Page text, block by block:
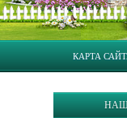
КАРТА